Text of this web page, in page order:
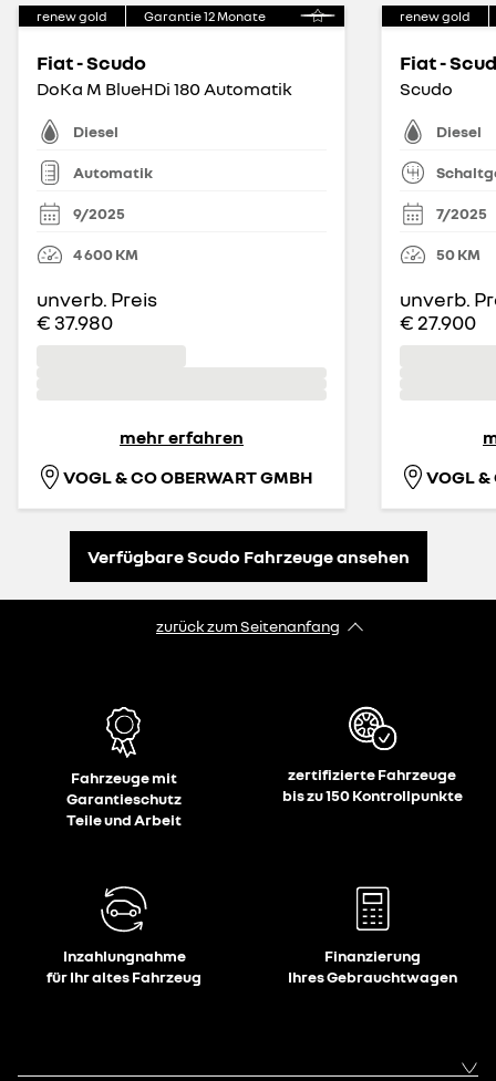
renew gold Garantie12Monate
Fiat - Scudo
DoKa M BlueHDi 180 Automatik
Diesel
Automatik
9/2025
4 600KM
unverb. Preis
€ 37.980
mehr erfahren
VOGL & CO OBERWART GMBH
renew gold
Fiat -
Scudo
Diesel
7/2025
50KM
unverb.
€ 27.900
Verfügbare Scudo Fahrzeuge ansehen
zurück zum Seitenanfang
Fahrzeuge mit
Garantieschutz
Teile und Arbeit
zertifizierte Fahrzeuge
bis zu 150 Kontrollpunkte
Inzahlungnahme
für Ihr altes Fahrzeug
Finanzierung
Ihres Gebrauchtwagen